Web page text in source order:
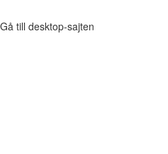
Gå till desktop-sajten